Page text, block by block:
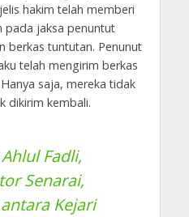
hakim telah memberi
pada jaksa penuntut
berkas tuntutan. Penunut
telah mengirim berkas
saja, mereka tidak
dikirim kembali.
Fadli,
Senarai,
Kejari